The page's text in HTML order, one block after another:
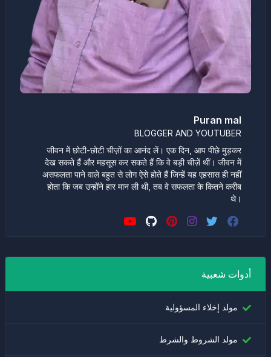
Puran mal
BLOGGER AND YOUTUBER
जीवन में छोटी-छोटी चीज़ों का आनंद लें। एक दिन, आप पीछे मुड़कर
देख सकते हैं और महसूस कर सकते हैं कि वे बड़ी चीज़ें थीं। जीवन में
असफलता पाने वाले बहुत से लोग ऐसे होते हैं जिन्हें यह एहसास ही नहीं
होता कि जब उन्होंने हार मान ली थी, तब वे सफलता के कितने करीब
थे।
أدوات شعبية
مولد إخلاء المسؤولية
مولد الشروط والشرط